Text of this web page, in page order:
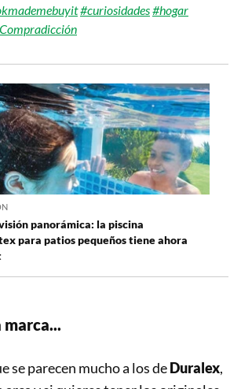
#curiosidades#hogar
panorámica: la piscina
para patios pequeños tiene ahora
se parecen mucho a los deDuralex,